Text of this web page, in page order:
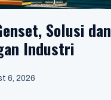
Solusi dan
Industri
6, 2026